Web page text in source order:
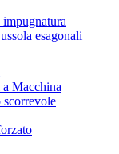
esagonali
Macchina
scorrevole